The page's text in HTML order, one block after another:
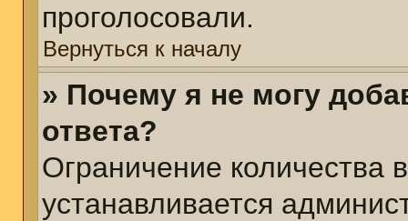
проголосовали.
Вернуться к началу
» Почему я не могу
ответа?
Ограничение количества
устанавливается